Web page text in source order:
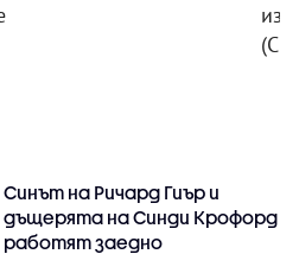
Синът на Ричард Гиър и
дъщерята на Синди Крофорд
работят заедно